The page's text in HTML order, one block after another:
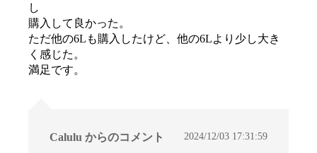
し
購入して良かった。
ただ他の6Lも購入したけど、他の6Lより少し大き
く感じた。
満足です。
Calulu からのコメント 2024/12/03 17:31:59